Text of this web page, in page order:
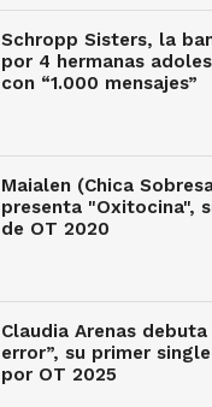
Schropp Sisters, la
por 4 hermanas
con “1.000 mensajes”
Maialen (Chica
presenta "Oxitocina",
de OT 2020
Claudia Arenas
error”, su primer
por OT 2025